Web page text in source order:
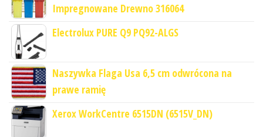
Impregnowane Drewno 316064
Electrolux PURE Q9 PQ92-ALGS
Naszywka Flaga Usa 6,5 cm odwrócona na
prawe ramię
Xerox WorkCentre 6515DN (6515V_DN)